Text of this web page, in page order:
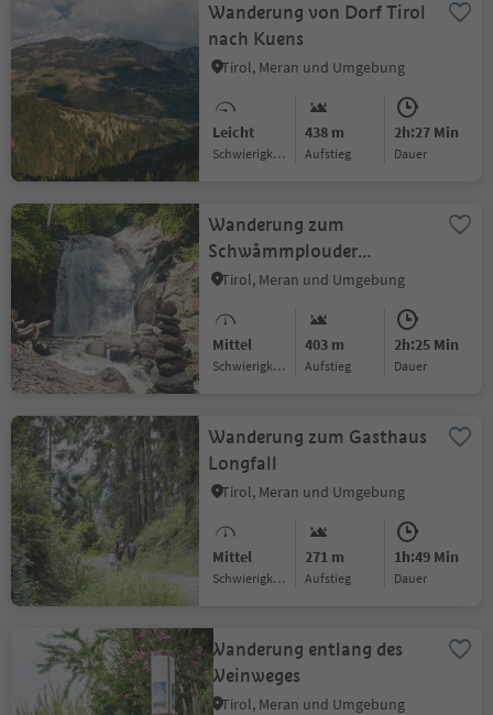
Wanderung von Dorf Tirol
nach Kuens
Tirol, Meran und Umgebung
Leicht
Schwierigkeitsgrad
438 m
Aufstieg
2h:27 Min
Dauer
Wanderung zum
Schwåmmplouder
(Wasserfall in Dorf Tirol)
Tirol, Meran und Umgebung
Mittel
Schwierigkeitsgrad
403 m
Aufstieg
2h:25 Min
Dauer
Wanderung zum Gasthaus
Longfall
Tirol, Meran und Umgebung
Mittel
Schwierigkeitsgrad
271 m
Aufstieg
1h:49 Min
Dauer
Wanderung entlang des
Weinweges
Tirol, Meran und Umgebung